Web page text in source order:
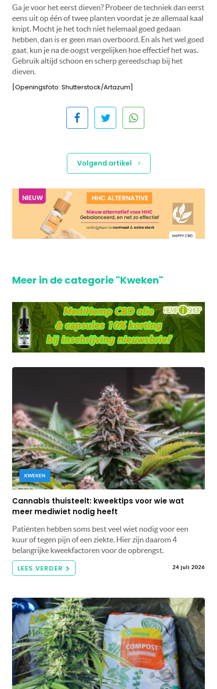
Ga je voor het eerst dieven? Probeer de techniek dan eerst
eens uit op één of twee planten voordat je ze allemaal kaal
knipt. Mocht je het toch niet helemaal goed gedaan
hebben, dan is er geen man overboord. En als het wel goed
gaat, kun je na de oogst vergelijken hoe effectief het was.
Gebruik altijd schoon en scherp gereedschap bij het
dieven.
[Openingsfoto: Shutterstock/Artazum]
Volgend artikel
Meer in de categorie "Kweken"
KWEKEN
Cannabis thuisteelt: kweektips voor wie wat
meer mediwiet nodig heeft
Patiënten hebben soms best veel wiet nodig voor een
kuur of tegen pijn of een ziekte. Hier zijn daarom 4
belangrijke kweekfactoren voor de opbrengst.
LEES VERDER 24 juli 2026